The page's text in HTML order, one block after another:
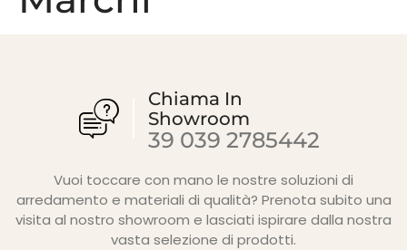
Chiama In
Showroom
39 039 2785442
Vuoi toccare con mano le nostre soluzioni di
arredamento e materiali di qualità? Prenota subito una
visita al nostro showroom e lasciati ispirare dalla nostra
vasta selezione di prodotti.